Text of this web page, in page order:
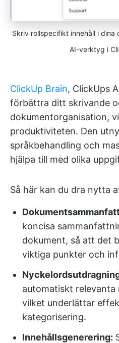
Skriv rollspecifikt innehåll i
AI-verktyg i
ClickUp Brain, ClickUps
förbättra ditt skrivande
dokumentorganisation,
produktiviteten. Den
språkbehandling och
hjälpa till med olika
Så här kan du dra nytta
koncisa
dokument, så att det
viktiga punkter och
automatiskt
vilket underlättar
kategorisering.
Innehållsgenerering: